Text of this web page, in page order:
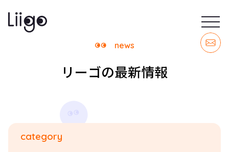
news
リーゴの最新情報
category